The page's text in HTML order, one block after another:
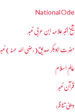
National Ode
شیخ اکبر علامہ ابن عربی نمبر
حضرت ابوبکر صدیق(رضی اللہ عنہ) نمبر
عالمِ اسلام
قرآن نمبر
دینی تناظر: